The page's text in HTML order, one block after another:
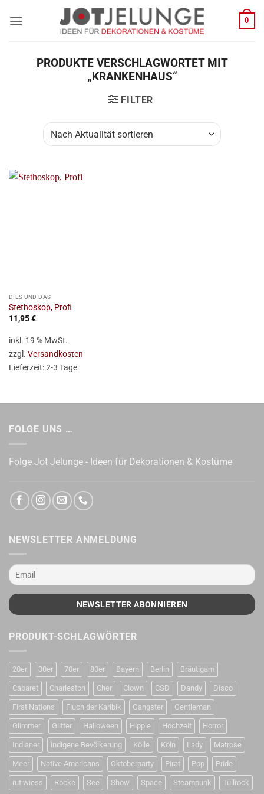
Inhalt
0
PRODUKTE VERSCHLAGWORTET MIT
„KRANKENHAUS“
FILTER
DIES UND DAS
Stethoskop, Profi
11,95€
inkl. 19 % MwSt.
zzgl. Versandkosten
Lieferzeit:2-3 Tage
FOLGE UNS …
Folge Jot Jelunge - Ideen für Dekorationen & Kostüme
NEWSLETTER ANMELDUNG
PRODUKT-SCHLAGWÖRTER
20er 30er 70er 80er Bayern Berlin Bräutigam
Cabaret Charleston Cher Clown CSD Dandy Disco
First Nations Fluch der Karibik Gangster Gentleman
Glimmer Glitter Halloween Hippie Hochzeit Horror
Indianer indigene Bevölkerung Kölle Köln Lady Matrose
Meer Native Americans Oktoberparty Pirat Pop Pride
rut wiess Röcke See Show Space Steampunk Tüllrock